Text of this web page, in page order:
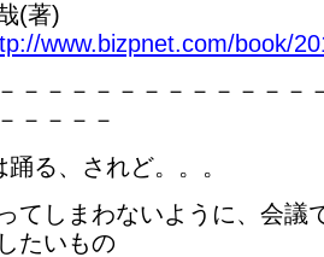
(著)
www.bizpnet.com/book/
－－－－－－－－－－－－
－－－－
る、されど。。。
てしまわないように、会議
たいもの